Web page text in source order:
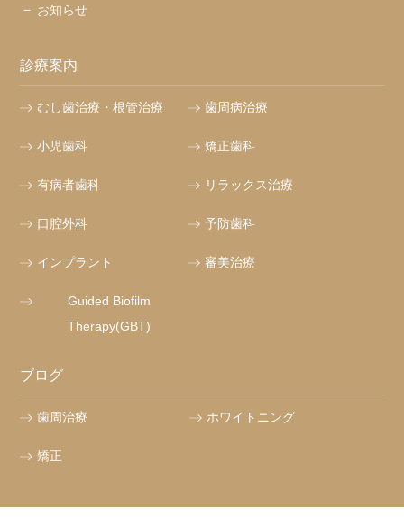
お知らせ
診療案内
むし歯治療・根管治療 歯周病治療
小児歯科 矯正歯科
有病者歯科 リラックス治療
口腔外科 予防歯科
インプラント 審美治療
Guided Biofilm
Therapy(GBT)
ブログ
歯周治療 ホワイトニング
矯正